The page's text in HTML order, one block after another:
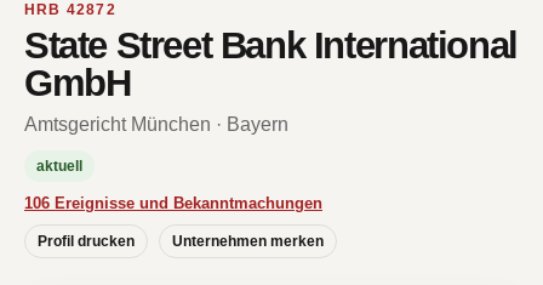
HRB 42872
State Street Bank International
GmbH
Amtsgericht München · Bayern
aktuell
106 Ereignisse und Bekanntmachungen
Profil drucken Unternehmen merken